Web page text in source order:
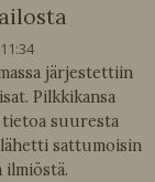
11:34
järjestettiin
Pilkkikansa
suuresta
lähetti sattumoisin
ilmiöstä.